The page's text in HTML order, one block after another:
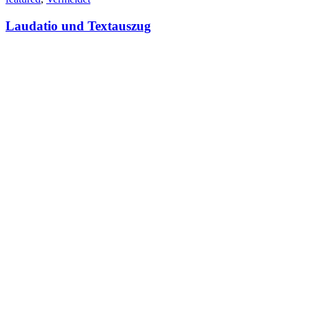
Laudatio und Textauszug